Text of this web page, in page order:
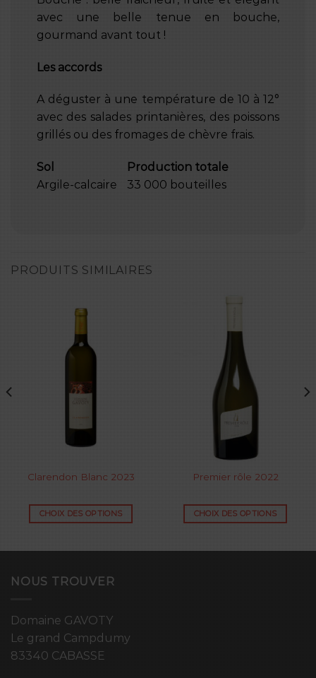
avec une belle tenue en bouche,
gourmand avant tout !
Les accords
A déguster à une température de 10 à 12°
avec des salades printanières, des poissons
grillés ou des fromages de chèvre frais.
Sol
Argile-calcaire
Production totale
33 000 bouteilles
PRODUITS SIMILAIRES
Clarendon Blanc 2023
CHOIX DES OPTIONS
Premier rôle 2022
CHOIX DES OPTIONS
NOUS TROUVER
Domaine GAVOTY
Le grand Campdumy
83340 CABASSE